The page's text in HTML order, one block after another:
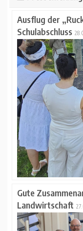
Ausflug der
Schulabschluss
Gute
Landwirtschaft